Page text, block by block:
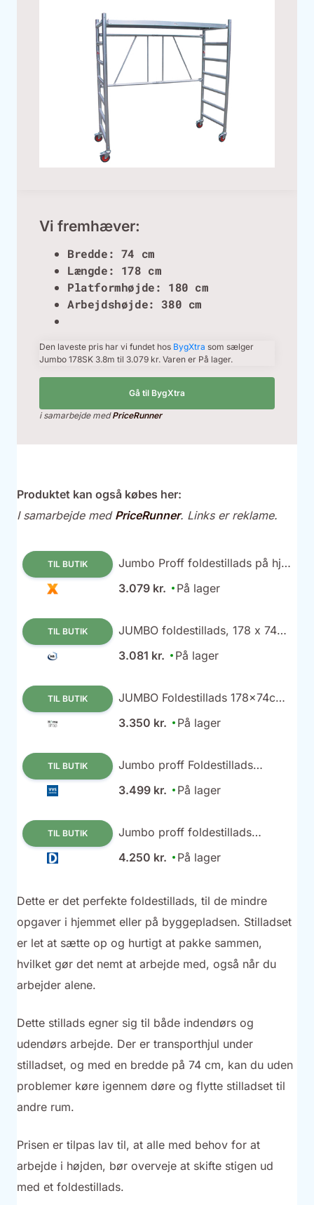
Vi fremhæver:
Bredde: 74 cm
Længde: 178 cm
Platformhøjde: 180 cm
Arbejdshøjde: 380 cm
Den laveste pris har vi fundet hos BygXtra som sælger
Jumbo 178SK 3.8m til 3.079 kr. Varen er På lager.
Gå til BygXtra
i samarbejde medPriceRunner
Produktet kan også købes her:
I samarbejde med PriceRunner. Links er reklame.
Jumbo Proff foldestillads på hjul
- 178x74
På lager
3.079 kr.
TIL BUTIK
JUMBO foldestillads, 178 x 74
cm, arbejdshøjde 3,80 m -
På lager
3.081 kr.
TIL BUTIK
JUMBO Foldestillads 178x74cm.
1,80/3,80m. ✓ På lager - klar til
På lager
3.350 kr.
TIL BUTIK
Jumbo proff Foldestillads
178x74 cm På lager
3.499 kr.
TIL BUTIK
Jumbo proff foldestillads
178x74 cm 1,8/3,8 m.
På lager
4.250 kr.
TIL BUTIK
Dette er det perfekte foldestillads, til de mindre
opgaver i hjemmet eller på byggepladsen. Stilladset
er let at sætte op og hurtigt at pakke sammen,
hvilket gør det nemt at arbejde med, også når du
arbejder alene.
Dette stillads egner sig til både indendørs og
udendørs arbejde. Der er transporthjul under
stilladset, og med en bredde på 74 cm, kan du uden
problemer køre igennem døre og flytte stilladset til
andre rum.
Prisen er tilpas lav til, at alle med behov for at
arbejde i højden, bør overveje at skifte stigen ud
med et foldestillads.